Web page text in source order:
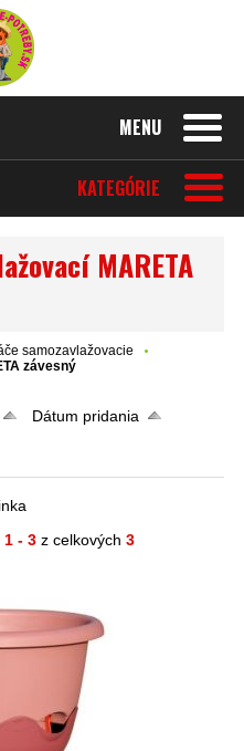
MENU
KATEGÓRIE
MARETA
samozavlažovacie
závesný
Dátum pridania
1 - 3 z celkových 3